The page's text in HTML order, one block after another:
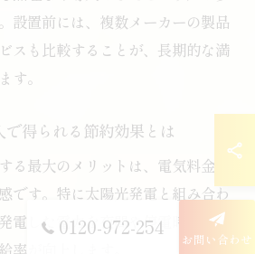
設置前には、複数メーカーの製品
スも比較することが、長期的な満
す。
得られる節約効果とは
る最大のメリットは、電気料金の
です。特に太陽光発電と組み合わ
電した電力を夜間や停電時に活用
率が向上します。
0120-972-254 お問い合わせ